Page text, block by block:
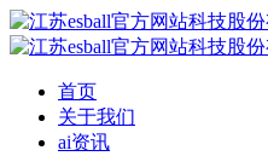
首页
关于我们
ai资讯